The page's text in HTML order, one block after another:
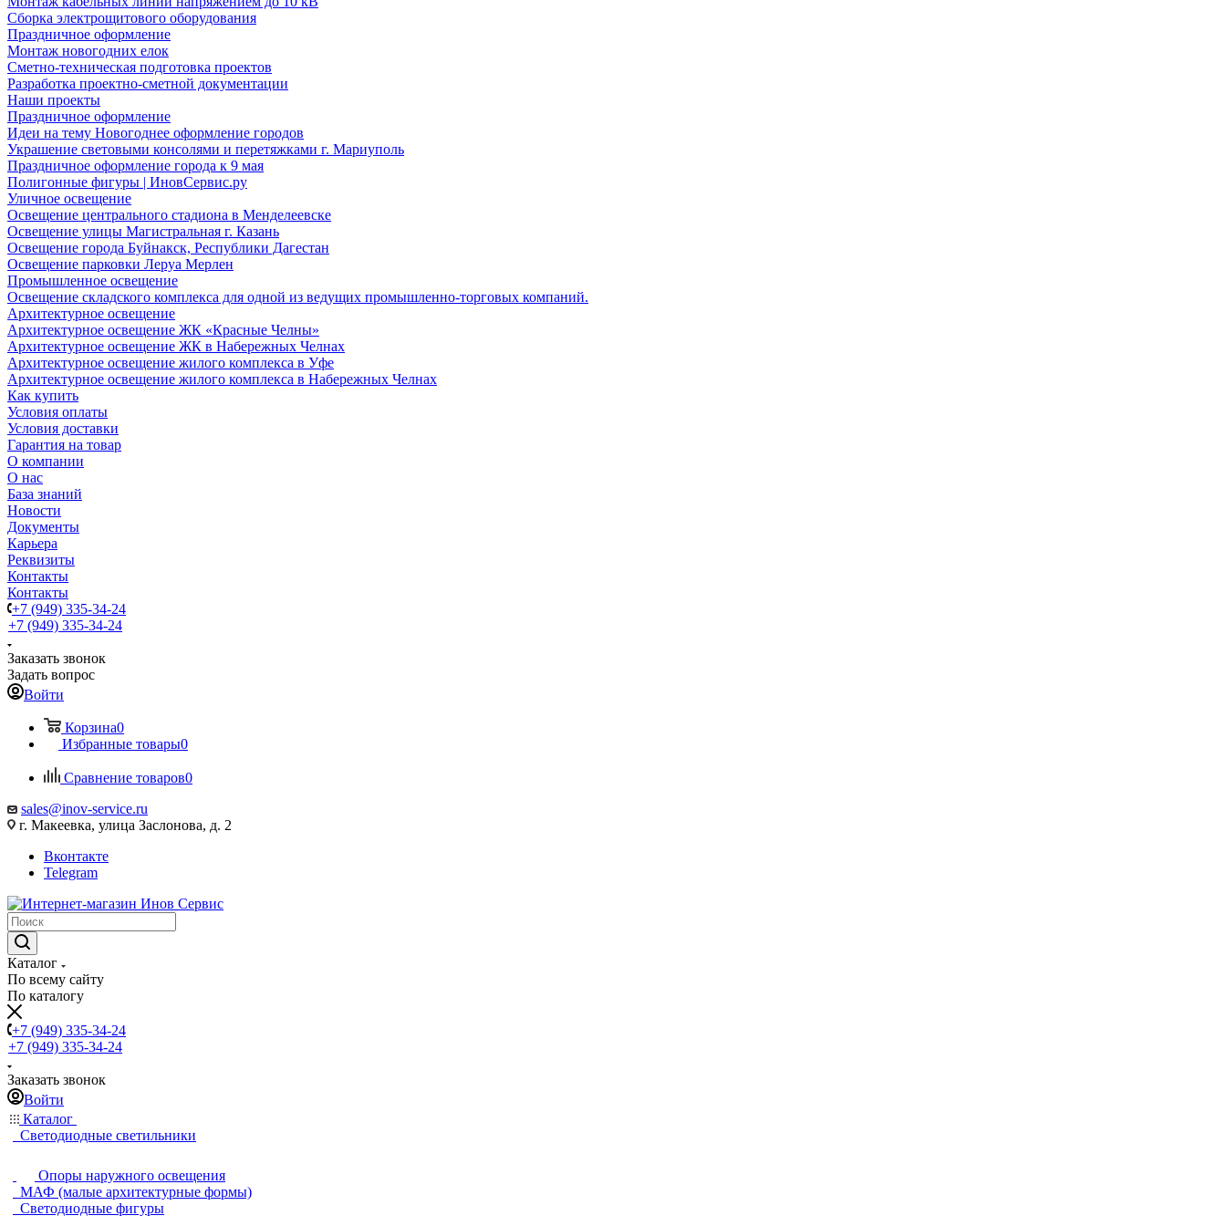
Сборка электрощитового оборудования
Праздничное оформление
Монтаж новогодних елок
Сметно-техническая подготовка проектов
Разработка проектно-сметной документации
Наши проекты
Праздничное оформление
Идеи на тему Новогоднее оформление городов
Украшение световыми консолями и перетяжками г. Мариуполь
Праздничное оформление города к 9 мая
Полигонные фигуры | ИновСервис.ру
Уличное освещение
Освещение центрального стадиона в Менделеевске
Освещение улицы Магистральная г. Казань
Освещение города Буйнакск, Республики Дагестан
Освещение парковки Леруа Мерлен
Промышленное освещение
Освещение складского комплекса для одной из ведущих промышленно-торговых компаний.
Архитектурное освещение
Архитектурное освещение ЖК «Красные Челны»
Архитектурное освещение ЖК в Набережных Челнах
Архитектурное освещение жилого комплекса в Уфе
Архитектурное освещение жилого комплекса в Набережных Челнах
Как купить
Условия оплаты
Условия доставки
Гарантия на товар
О компании
О нас
База знаний
Новости
Документы
Карьера
Реквизиты
Контакты
Контакты
+7 (949) 335-34-24
+7 (949) 335-34-24
Заказать звонок
Задать вопрос
Войти
Корзина0
Избранные товары0
Сравнение товаров0
sales@inov-service.ru
г. Макеевка, улица Заслонова, д. 2
Вконтакте
Telegram
Каталог
По всему сайту
По каталогу
+7 (949) 335-34-24
+7 (949) 335-34-24
Заказать звонок
Войти
Каталог
Светодиодные светильники
Опоры наружного освещения
МАФ (малые архитектурные формы)
Светодиодные фигуры